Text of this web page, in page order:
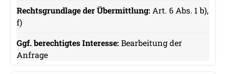
Art. 6 Abs. 1 b),
f)
Bearbeitung der
Anfrage